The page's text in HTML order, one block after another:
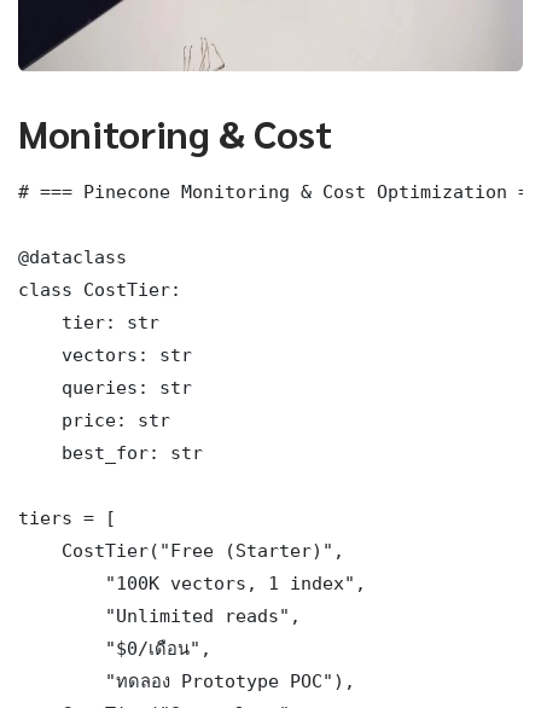
Monitoring & Cost
# === Pinecone Monitoring & Cost Optimization
@dataclass
class CostTier:
    tier: str
    vectors: str
    queries: str
    price: str
    best_for: str
tiers = [
    CostTier("Free (Starter)",
        "100K vectors, 1 index",
        "Unlimited reads",
        "$0/เดือน",
        "ทดลอง Prototype POC"),